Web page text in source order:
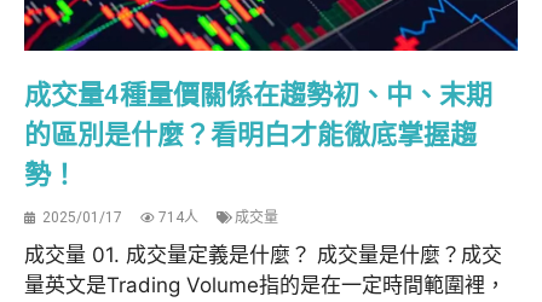
成交量4種量價關係在趨勢初、中、末期
的區別是什麼？看明白才能徹底掌握趨
勢！
2025/01/17 714人 成交量
成交量 01. 成交量定義是什麼？ 成交量是什麼？成交
量英文是Trading Volume指的是在一定時間範圍裡，